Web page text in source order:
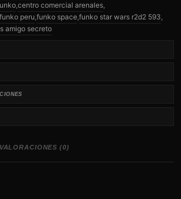
,centro comercial arenales,
funko peru,funko space,funko star wars r2d2 593,
amigo secreto
VALORACIONES (0)